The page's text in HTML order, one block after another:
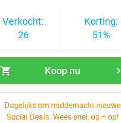
Verkocht:
26
Korting:
51%
shopping_cart navigate_next
Koop nu
Dagelijks om middernacht nieuwe
Social Deals. Wees snel, op = op!